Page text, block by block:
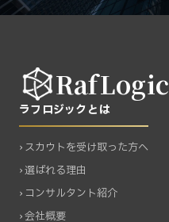
RafLogic
ラフロジックとは
› スカウトを受け取った方へ
› 選ばれる理由
› コンサルタント紹介
› 会社概要